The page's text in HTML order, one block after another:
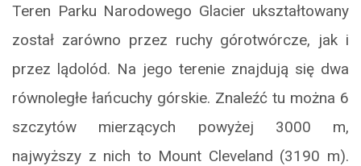
Teren Parku Narodowego Glacier ukształtowany
został zarówno przez ruchy górotwórcze, jak i
przez lądolód. Na jego terenie znajdują się dwa
równoległe łańcuchy górskie. Znaleźć tu można 6
szczytów mierzących powyżej 3000 m,
najwyższy z nich to Mount Cleveland (3190 m).